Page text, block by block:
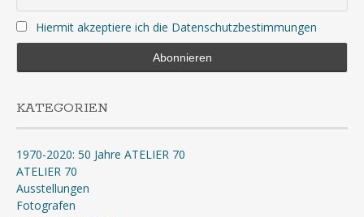
Hiermit akzeptiere ich die Datenschutzbestimmungen
KATEGORIEN
1970-2020: 50 Jahre ATELIER 70
ATELIER 70
Ausstellungen
Fotografen